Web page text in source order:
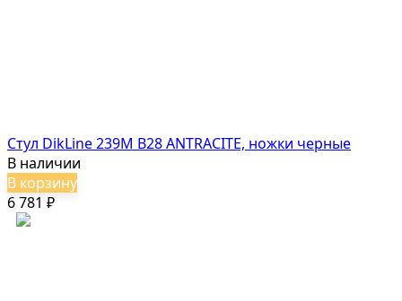
Стул DikLine 239М B28 ANTRACITE, ножки черные
В наличии
В корзину
6 781 ₽